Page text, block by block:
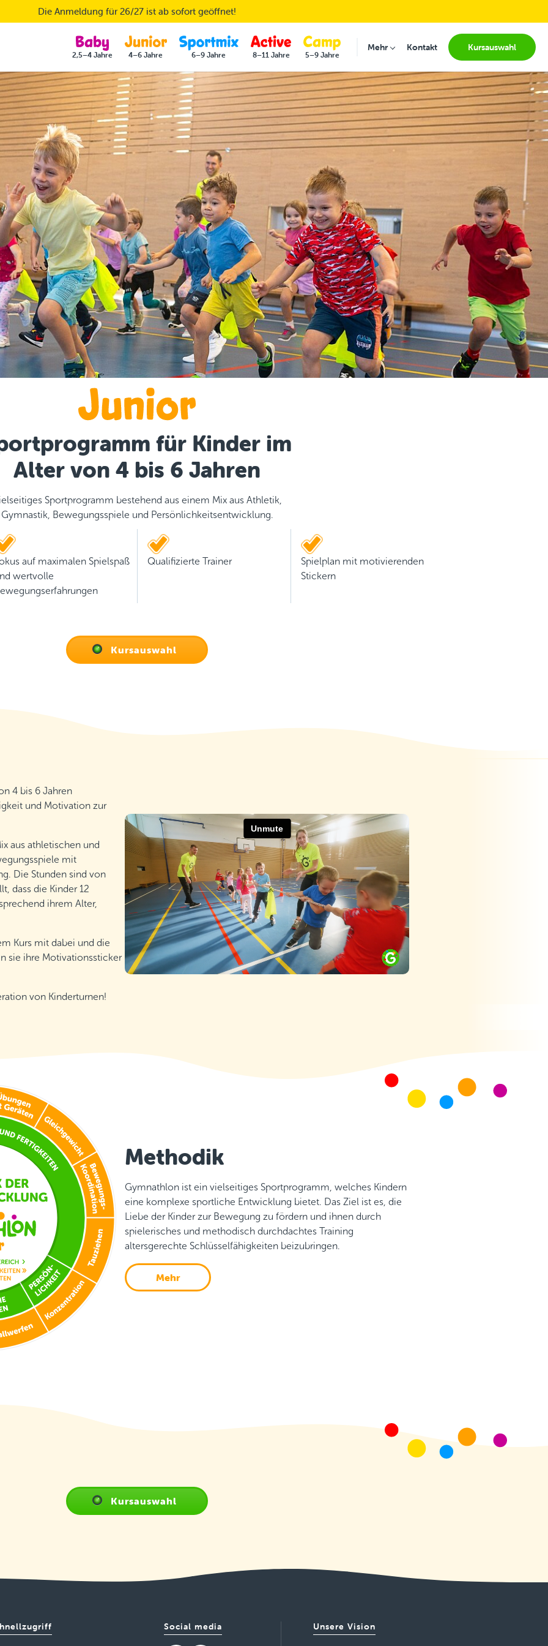
Die Anmeldung für 26/27 ist ab sofort geöffnet!
2,5–4 Jahre 4–6 Jahre 6–9 Jahre 8–11 Jahre 5–9 Jahre
MehrSubmenu for "Mehr"
Kontakt Kursauswahl
für Kinder im
Alter von 4 bis 6 Jahren
Sportprogramm bestehend aus einem Mix aus Athletik,
Gymnastik, Bewegungsspiele und Persönlichkeitsentwicklung.
auf maximalen Spielspaß
wertvolle
Qualifizierte Trainer
Spielplan mit motivierenden
Stickern
Kursauswahl
4 bis 6 Jahren
und Motivation zur
aus athletischen und
mit
Die Stunden sind von
dass die Kinder 12
ihrem Alter,
Kurs mit dabei und die
sie ihre Motivationssticker
von Kinderturnen!
Methodik
Gymnathlon ist ein vielseitiges Sportprogramm, welches Kindern
eine komplexe sportliche Entwicklung bietet. Das Ziel ist es, die
Liebe der Kinder zur Bewegung zu fördern und ihnen durch
spielerisches und methodisch durchdachtes Training
altersgerechte Schlüsselfähigkeiten beizubringen.
Mehr
Kursauswahl
Social media Unsere Vision